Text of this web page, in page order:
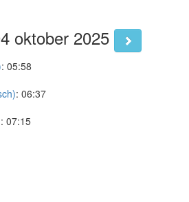
oktober 2025
: 05:58
: 06:37
: 07:15